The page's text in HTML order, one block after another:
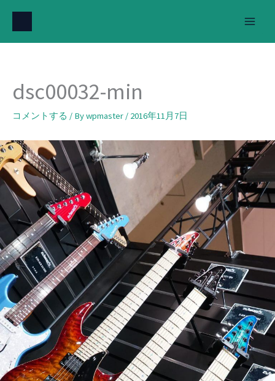
を
dsc00032-min
コメントする / Bywpmaster / 2016年11月7日